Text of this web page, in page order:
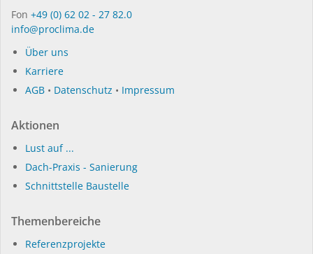
Fon +49 (0) 62 02 - 27 82.0
info@proclima.de
Über uns
Karriere
AGB • Datenschutz • Impressum
Aktionen
Lust auf ...
Dach-Praxis - Sanierung
Schnittstelle Baustelle
Themenbereiche
Referenzprojekte